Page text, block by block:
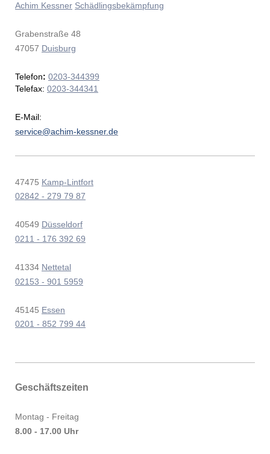
Achim Kessner Schädlingsbekämpfung
Grabenstraße 48
47057 Duisburg
Telefon: 0203-344399
Telefax: 0203-344341
E-Mail:
service@achim-kessner.de
47475 Kamp-Lintfort
02842 - 279 79 87
40549 Düsseldorf
0211 - 176 392 69
41334 Nettetal
02153 - 901 5959
45145 Essen
0201 - 852 799 44
Geschäftszeiten
Montag - Freitag
8.00 - 17.00 Uhr